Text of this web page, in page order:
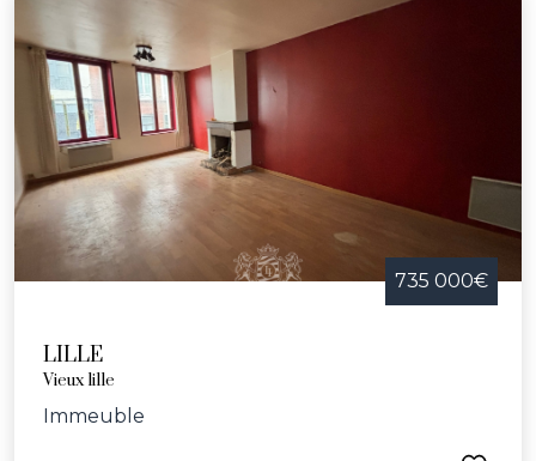
735 000€
LILLE
Vieux lille
Immeuble